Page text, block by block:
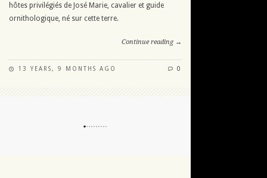
hôtes privilégiés de José Marie, cavalier et guide
ornithologique, né sur cette terre.
Continue reading →
13 YEARS, 9 MONTHS AGO 0